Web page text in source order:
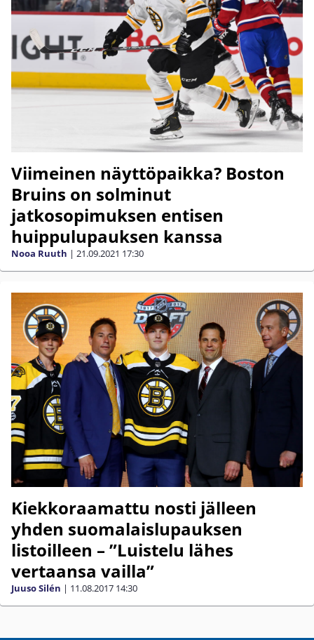
Viimeinen näyttöpaikka? Boston
Bruins on solminut
jatkosopimuksen entisen
huippulupauksen kanssa
Nooa Ruuth | 21.09.2021 17:30
Kiekkoraamattu nosti jälleen
yhden suomalaislupauksen
listoilleen – ”Luistelu lähes
vertaansa vailla”
Juuso Silén | 11.08.2017 14:30